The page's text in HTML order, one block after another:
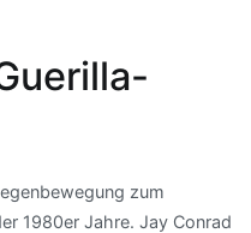
zum
1980er Jahre. Jay Conrad